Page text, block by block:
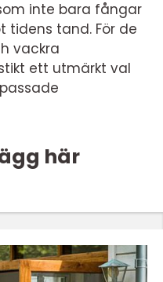
inte bara fångar
tand. För de
vackra
ett utmärkt val
här